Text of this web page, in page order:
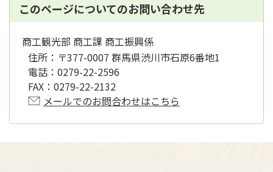
このページについてのお問い合わせ先
商工観光部 商工課 商工振興係
住所： 〒377-0007 群馬県渋川市石原6番地1
電話： 0279-22-2596
FAX： 0279-22-2132
メールでのお問合わせはこちら